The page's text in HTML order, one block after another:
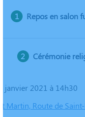
Repos en salon
Cérémonie
janvier 2021 à 14h30
Martin, Route de